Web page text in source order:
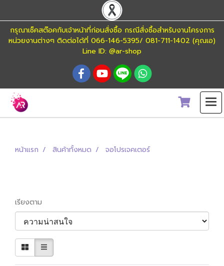
กรุณาเช็คสต๊อคกับเจ้าหน้าที่ก่อนสั่งซื้อ กรณีสั่งซื้อสำหรับงานโครงการ
หน่วยงานต่างๆ ติดต่อได้ที่ 066-146-5395/ 081-711-1402 (คุณเอ)
Line ID: @ar-shop
หน้าแรก สินค้าทั้งหมด จอโปรเจคเตอร์
เรียงตาม